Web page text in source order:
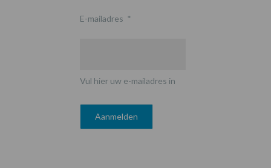
E-mailadres *
Vul hier uw e-mailadres in